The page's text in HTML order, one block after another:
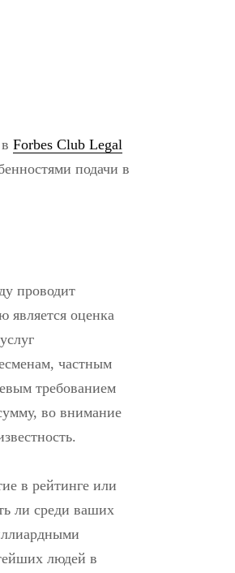
Forbes Club Legal
подачи в
проводит
является оценка
частным
требованием
во внимание
в рейтинге или
ли среди ваших
людей в